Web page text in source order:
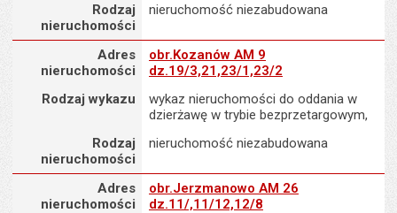
Rodzaj
nieruchomości
nieruchomość niezabudowana
Adres nieruchomości
Adres
nieruchomości
obr.Kozanów AM 9
dz.19/3,21,23/1,23/2
Rodzaj wykazu
wykaz nieruchomości do oddania w
dzierżawę w trybie bezprzetargowym,
Rodzaj
nieruchomości
nieruchomość niezabudowana
Adres nieruchomości
Adres
nieruchomości
obr.Jerzmanowo AM 26
dz.11/,11/12,12/8